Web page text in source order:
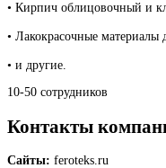
• Кирпич облицовочный и
• Лакокрасочные
• и другие.
10-50 сотрудников
Контакты
Сайты: feroteks.ru